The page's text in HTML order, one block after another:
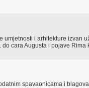
i arhitekture izvan
do cara Augusta i pojave
spavaonicama i